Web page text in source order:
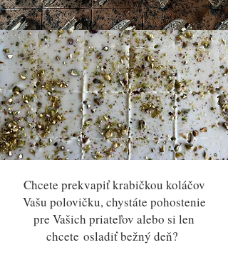
Chcete prekvapiť krabičkou koláčov
Vašu polovičku, chystáte pohostenie
pre Vašich priateľov alebo si len
chcete osladiť bežný deň?